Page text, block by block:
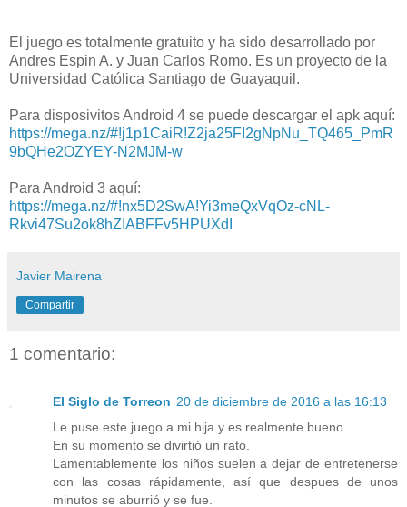
El juego es totalmente gratuito y ha sido desarrollado por
Andres Espin A. y Juan Carlos Romo. Es un proyecto de la
Universidad Católica Santiago de Guayaquil.
Para disposivitos Android 4 se puede descargar el apk aquí:
https://mega.nz/#!j1p1CaiR!Z2ja25FI2gNpNu_TQ465_PmR
9bQHe2OZYEY-N2MJM-w
Para Android 3 aquí:
https://mega.nz/#!nx5D2SwA!Yi3meQxVqOz-cNL-
Rkvi47Su2ok8hZIABFFv5HPUXdI
Javier Mairena
Compartir
1 comentario:
El Siglo de Torreon 20 de diciembre de 2016 a las 16:13
Le puse este juego a mi hija y es realmente bueno.
En su momento se divirtió un rato.
Lamentablemente los niños suelen a dejar de entretenerse
con las cosas rápidamente, así que despues de unos
minutos se aburrió y se fue.